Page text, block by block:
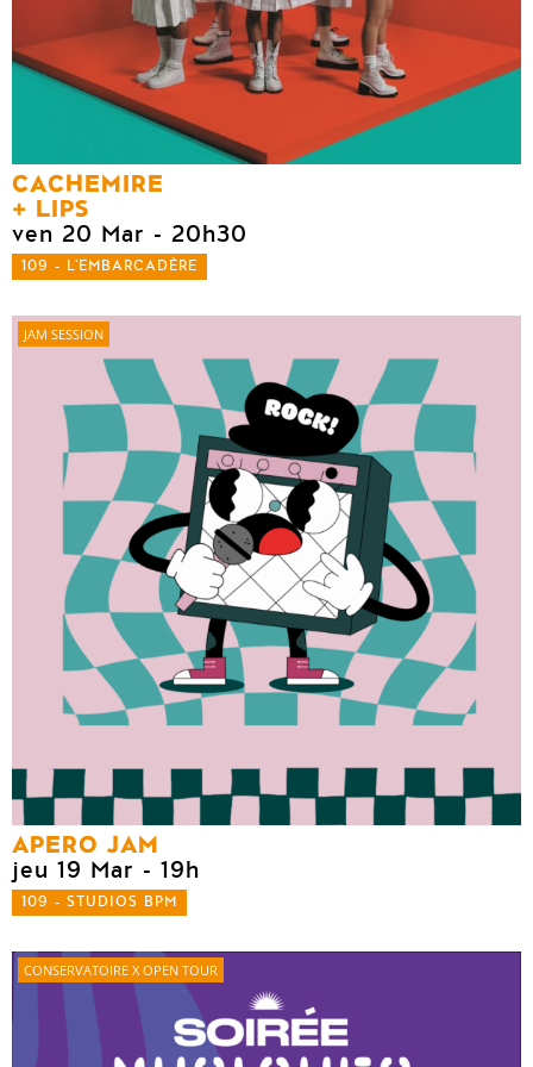
CACHEMIRE
LIPS
ven 20 Mar - 20h30
109 - L'EMBARCADÈRE
JAM SESSION
APERO JAM
jeu 19 Mar - 19h
109 - STUDIOS BPM
CONSERVATOIRE X OPEN TOUR